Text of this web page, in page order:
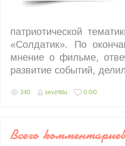
патриотичес­кой
«Солдатик». По
мнение о фильме,
развитие событий,
340 sevzrtdu 0.0/0
Всего